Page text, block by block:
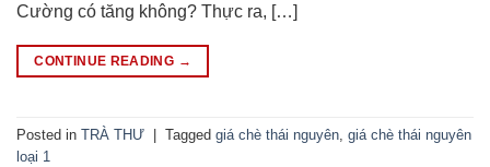
Cường có tăng không? Thực ra, […]
CONTINUE READING →
Posted in TRÀ THƯ Tagged giá chè thái nguyên giá chè thái nguyên
loại 1